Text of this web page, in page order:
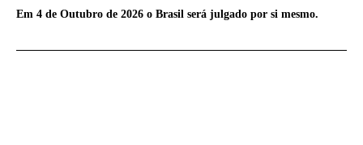
Em 4 de Outubro de 2026 o Brasil será julgado por si mesmo.